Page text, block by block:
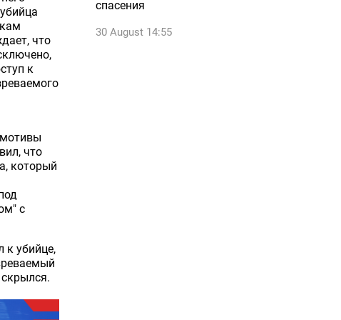
что
к
что
который
с
к убийце,
спасения
30 August 14:55